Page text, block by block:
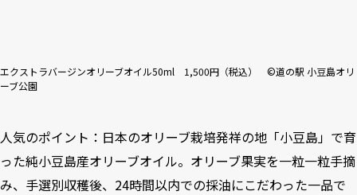
エクストラバージンオリーブオイル50ml 1,500円（税込） ©道の駅 小豆島オリ
ーブ公園
人気のポイント：日本のオリーブ栽培発祥の地「小豆島」で育
った純小豆島産オリーブオイル。オリーブ果実を一粒一粒手摘
み、手選別収穫後、24時間以内での採油にこだわった一品で